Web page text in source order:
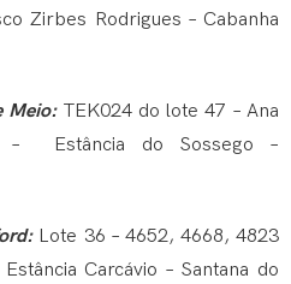
Zirbes Rodrigues – Cabanha
Meio: TEK024 do lote 47 – Ana
– Estância do Sossego –
Lote 36 – 4652, 4668, 4823
Carcávio – Santana do